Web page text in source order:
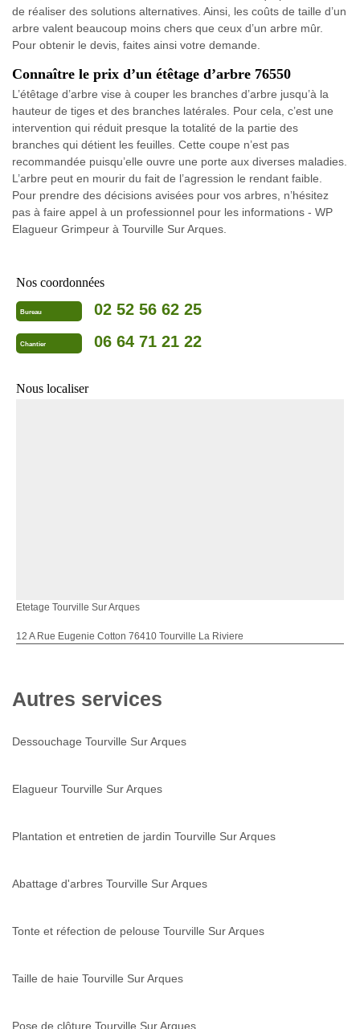
de réaliser des solutions alternatives. Ainsi, les coûts de taille d’un
arbre valent beaucoup moins chers que ceux d’un arbre mûr.
Pour obtenir le devis, faites ainsi votre demande.
Connaître le prix d’un étêtage d’arbre 76550
L’étêtage d’arbre vise à couper les branches d’arbre jusqu’à la
hauteur de tiges et des branches latérales. Pour cela, c’est une
intervention qui réduit presque la totalité de la partie des
branches qui détient les feuilles. Cette coupe n’est pas
recommandée puisqu’elle ouvre une porte aux diverses maladies.
L’arbre peut en mourir du fait de l’agression le rendant faible.
Pour prendre des décisions avisées pour vos arbres, n’hésitez
pas à faire appel à un professionnel pour les informations - WP
Elagueur Grimpeur à Tourville Sur Arques.
Nos coordonnées
Bureau 02 52 56 62 25
Chantier 06 64 71 21 22
Nous localiser
Etetage Tourville Sur Arques
12 A Rue Eugenie Cotton 76410 Tourville La Riviere
Autres services
Dessouchage Tourville Sur Arques
Elagueur Tourville Sur Arques
Plantation et entretien de jardin Tourville Sur Arques
Abattage d'arbres Tourville Sur Arques
Tonte et réfection de pelouse Tourville Sur Arques
Taille de haie Tourville Sur Arques
Pose de clôture Tourville Sur Arques